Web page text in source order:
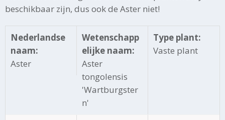
beschikbaar zijn, dus ook de Aster niet!
Nederlandse
naam:
Aster
Wetenschapp
elijke naam:
Aster
tongolensis
'Wartburgster
n'
Type plant:
Vaste plant